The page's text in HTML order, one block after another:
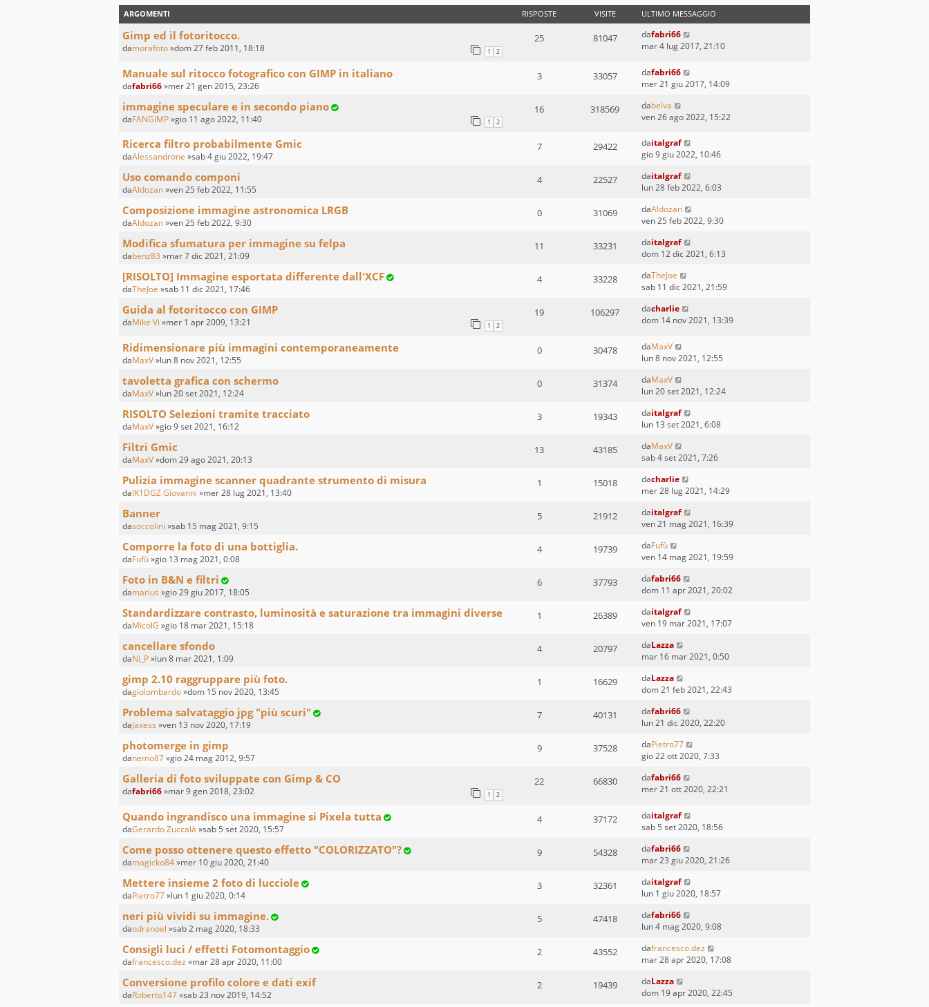
ARGOMENTI RISPOSTE VISITE ULTIMO MESSAGGIO
Gimp ed il fotoritocco.
damorafoto»dom 27 feb 2011, 18:18 1 2
25 81047 dafabri66
mar 4 lug 2017, 21:10
Manuale sul ritocco fotografico con GIMP in italiano
dafabri66»mer 21 gen 2015, 23:26
3 33057 dafabri66
mer 21 giu 2017, 14:09
immagine speculare e in secondo piano
daFANGIMP»gio 11 ago 2022, 11:40 1 2
16 318569 dabelva
ven 26 ago 2022, 15:22
Ricerca filtro probabilmente Gmic
daAlessandrone »sab 4 giu 2022, 19:47
7 29422 daitalgraf
gio 9 giu 2022, 10:46
Uso comando componi
daAldozan»ven 25 feb 2022, 11:55
4 22527 daitalgraf
lun 28 feb 2022, 6:03
Composizione immagine astronomica LRGB
daAldozan»ven 25 feb 2022, 9:30
0 31069 daAldozan
ven 25 feb 2022, 9:30
Modifica sfumatura per immagine su felpa
dabenz83 »mar 7 dic 2021, 21:09
11 33231 daitalgraf
dom 12 dic 2021, 6:13
[RISOLTO] Immagine esportata differente dall'XCF
daTheJoe »sab 11 dic 2021, 17:46
4 33228 daTheJoe
sab 11 dic 2021, 21:59
Guida al fotoritocco con GIMP
daMike Vi »mer 1 apr 2009, 13:21 1 2
19 106297 dacharlie
dom 14 nov 2021, 13:39
Ridimensionare più immagini contemporaneamente
daMaxV»lun 8 nov 2021, 12:55
0 30478 daMaxV
lun 8 nov 2021, 12:55
tavoletta grafica con schermo
daMaxV»lun 20 set 2021, 12:24
0 31374 daMaxV
lun 20 set 2021, 12:24
RISOLTO Selezioni tramite tracciato
daMaxV»gio 9 set 2021, 16:12
3 19343 daitalgraf
lun 13 set 2021, 6:08
Filtri Gmic
daMaxV»dom 29 ago 2021, 20:13
13 43185 daMaxV
sab 4 set 2021, 7:26
Pulizia immagine scanner quadrante strumento di misura
daIK1DGZ Giovanni »mer 28 lug 2021, 13:40
1 15018 dacharlie
mer 28 lug 2021, 14:29
Banner
dasoccolini »sab 15 mag 2021, 9:15
5 21912 daitalgraf
ven 21 mag 2021, 16:39
Comporre la foto di una bottiglia.
daFufù»gio 13 mag 2021, 0:08
4 19739 daFufù
ven 14 mag 2021, 19:59
Foto in B&N e filtri
damarius »gio 29 giu 2017, 18:05
6 37793 dafabri66
dom 11 apr 2021, 20:02
Standardizzare contrasto, luminosità e saturazione tra immagini diverse
daMicolG »gio 18 mar 2021, 15:18
1 26389 daitalgraf
ven 19 mar 2021, 17:07
cancellare sfondo
daNi_P»lun 8 mar 2021, 1:09
4 20797 daLazza
mar 16 mar 2021, 0:50
gimp 2.10 raggruppare più foto.
dagiolombardo»dom 15 nov 2020, 13:45
1 16629 daLazza
dom 21 feb 2021, 22:43
Problema salvataggio jpg "più scuri"
daJaxess »ven 13 nov 2020, 17:19
7 40131 dafabri66
lun 21 dic 2020, 22:20
photomerge in gimp
danemo87»gio 24 mag 2012, 9:57
9 37528 daPietro77
gio 22 ott 2020, 7:33
Galleria di foto sviluppate con Gimp & CO
dafabri66»mar 9 gen 2018, 23:02 1 2
22 66830 dafabri66
mer 21 ott 2020, 22:21
Quando ingrandisco una immagine si Pixela tutta
daGerardo Zuccalà »sab 5 set 2020, 15:57
4 37172 daitalgraf
sab 5 set 2020, 18:56
Come posso ottenere questo effetto "COLORIZZATO"?
damagicko84»mer 10 giu 2020, 21:40
9 54328 dafabri66
mar 23 giu 2020, 21:26
Mettere insieme 2 foto di lucciole
daPietro77»lun 1 giu 2020, 0:14
3 32361 daitalgraf
lun 1 giu 2020, 18:57
neri più vividi su immagine.
daodranoel »sab 2 mag 2020, 18:33
5 47418 dafabri66
lun 4 mag 2020, 9:08
Consigli luci / effetti Fotomontaggio
dafrancesco.dez »mar 28 apr 2020, 11:00
2 43552 dafrancesco.dez
mar 28 apr 2020, 17:08
Conversione profilo colore e dati exif
daRoberto147»sab 23 nov 2019, 14:52
2 19439 daLazza
dom 19 apr 2020, 22:45